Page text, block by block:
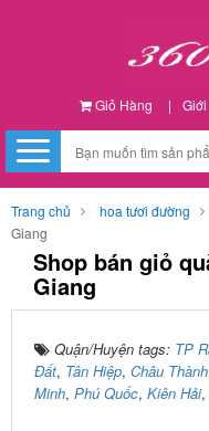
Giỏ Hàng |
Trang chủ hoa tươi đường
Giang
Shop bán giỏ
Giang
Quận/Huyện tags: TP
Đất, Tân Hiệp, Châu Thành
Minh, Phú Quốc, Kiên Hải,